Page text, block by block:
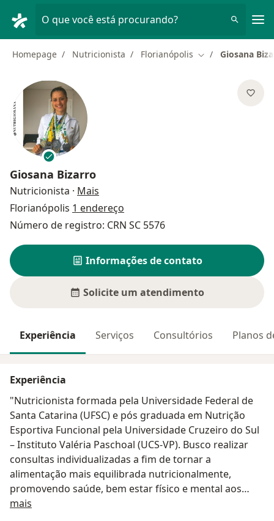
O que você está procurando?
Homepage Nutricionista Florianópolis Mudar de cidade
Giosana
Giosana Bizarro
Nutricionista · Mais
Florianópolis 1 endereço
Número de registro: CRN SC 5576
Informações de contato
Solicite um atendimento
Experiência Serviços Consultórios Planos
Experiência
"Nutricionista formada pela Universidade Federal de
Santa Catarina (UFSC) e pós graduada em Nutrição
Esportiva Funcional pela Universidade Cruzeiro do Sul
– Instituto Valéria Paschoal (UCS-VP). Busco realizar
consultas individualizadas a fim de tornar a
alimentação mais equilibrada nutricionalmente,
promovendo saúde, bem estar físico e mental aos
meus clientes. Possuo atuação na área clínica e
esportiva com o foco em atendimentos para Educação
mais